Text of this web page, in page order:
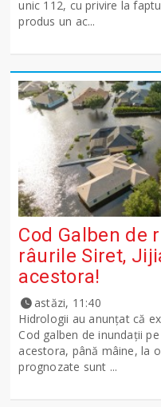
unic 112, cu privire la
produs un ac...
Cod Galben de
râurile Siret,
acestora!
astăzi, 11:40
Hidrologii au anunțat că
Cod galben de inundații
acestora, până mâine, la
prognozate sunt ...